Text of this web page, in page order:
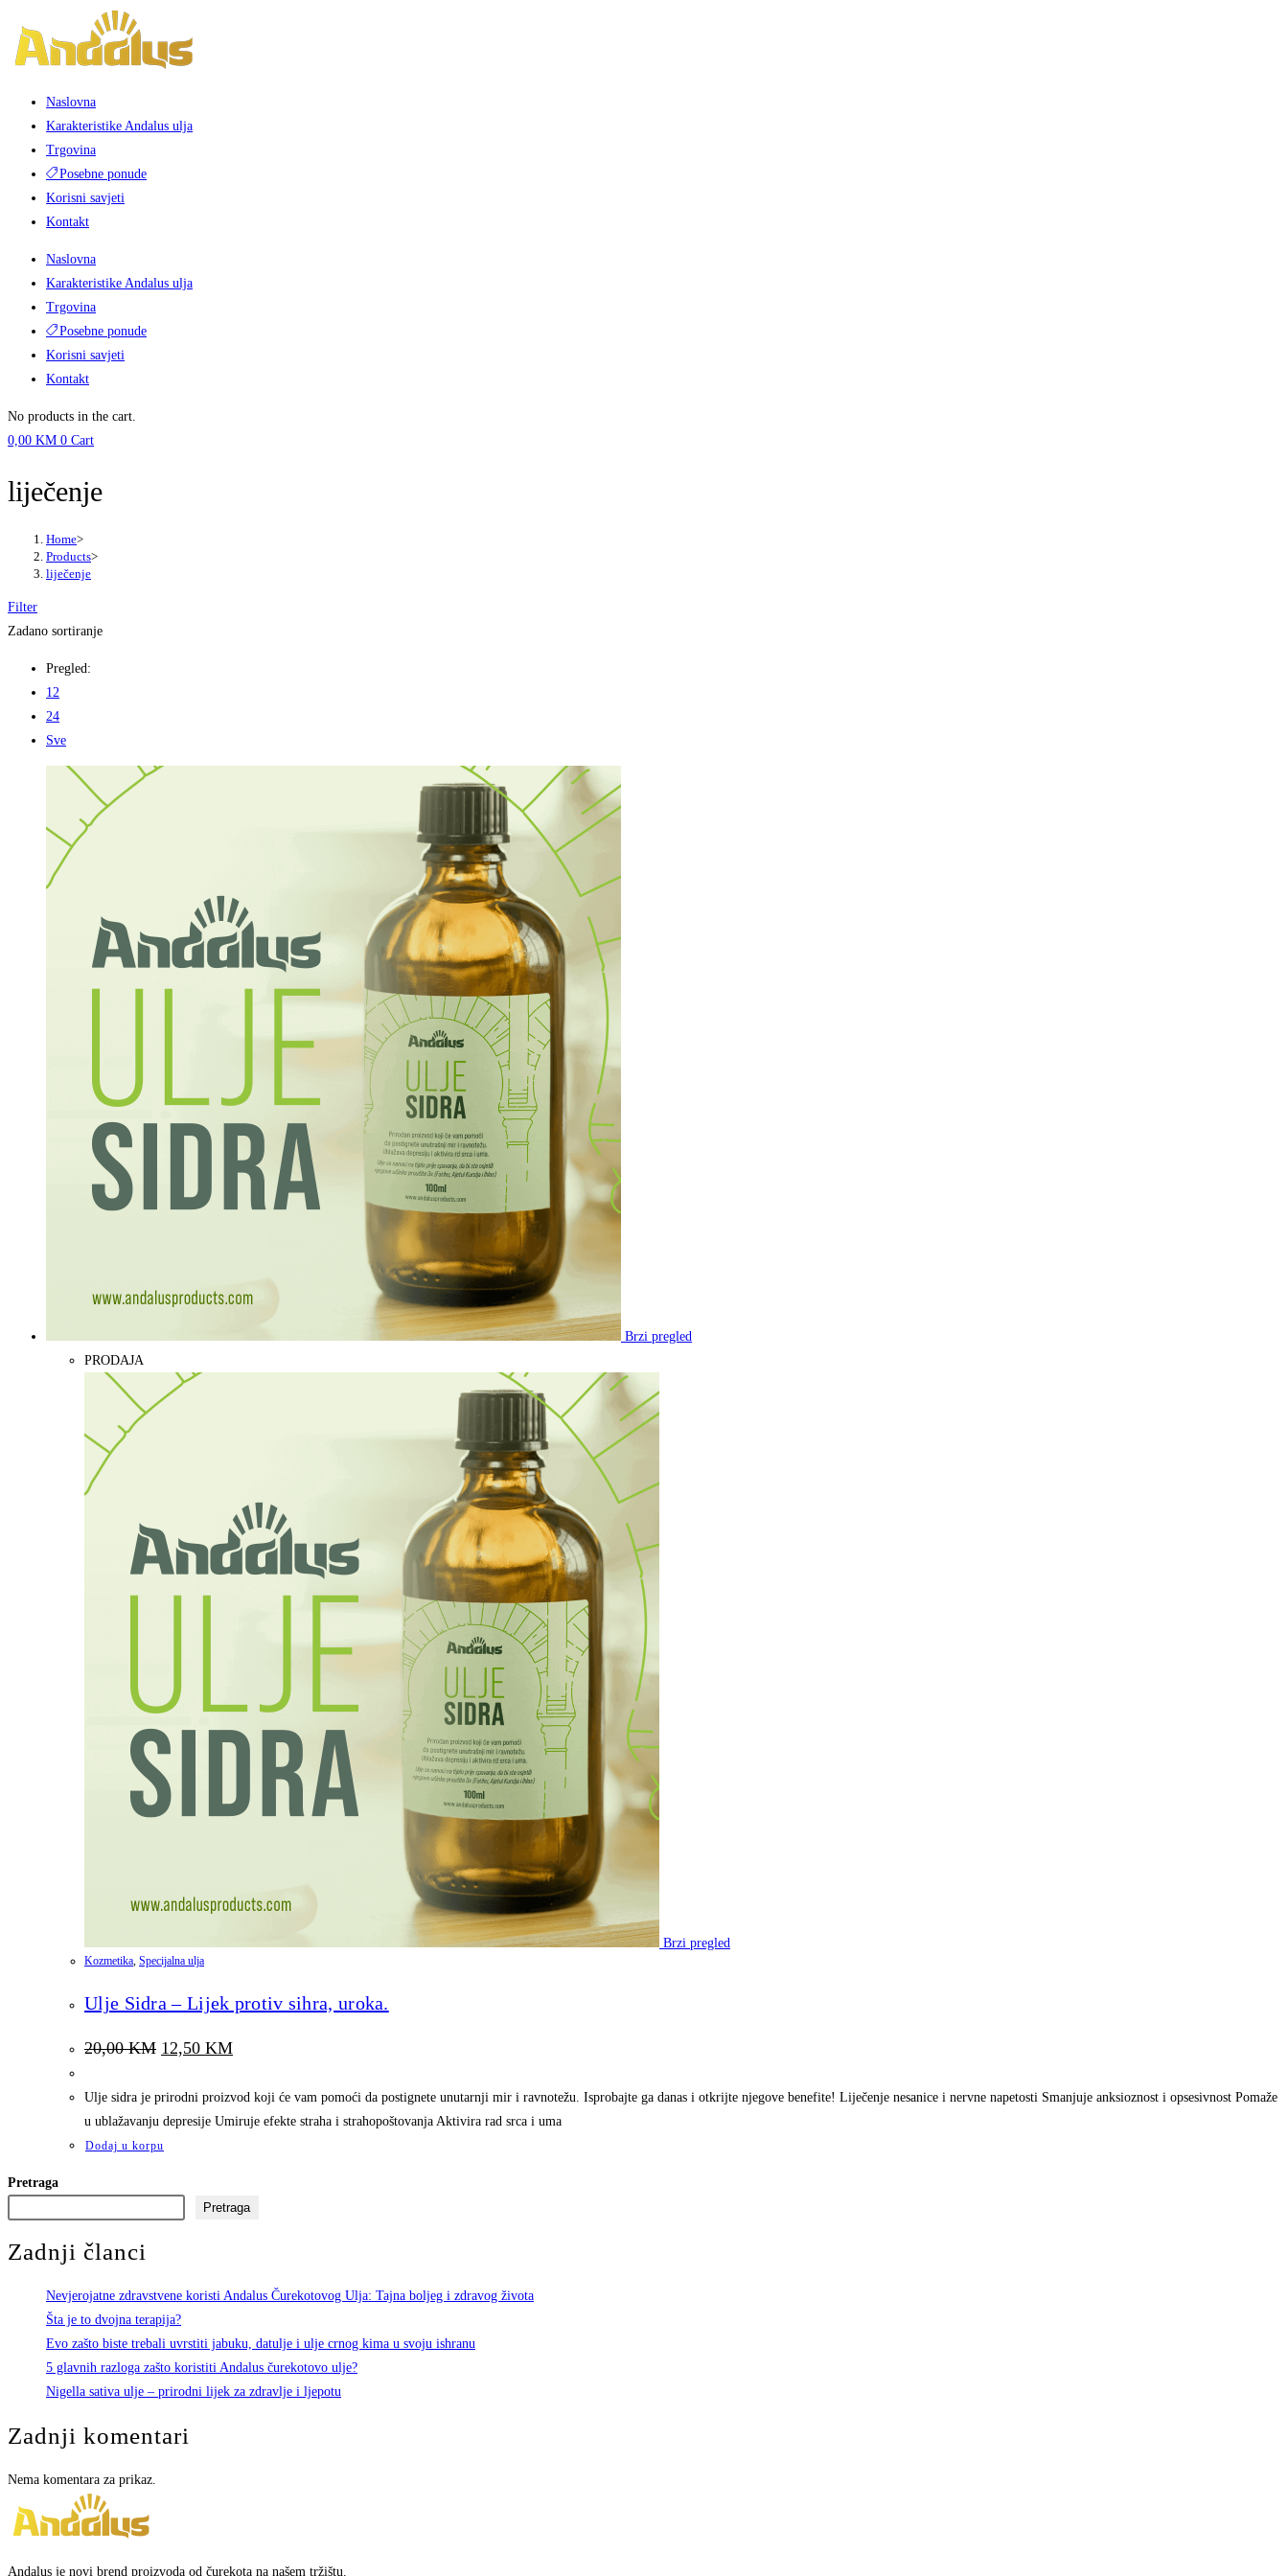
content
Naslovna
Karakteristike Andalus ulja
Trgovina
Posebne ponude
Korisni savjeti
Kontakt
Naslovna
Karakteristike Andalus ulja
Trgovina
Posebne ponude
Korisni savjeti
Kontakt
No products in the cart.
0,00 KM 0 Cart
liječenje
Home>
Products>
liječenje
Filter
Zadano sortiranje
Pregled:
12
24
Sve
Brzi pregled
PRODAJA
Brzi pregled
Kozmetika, Specijalna ulja
Ulje Sidra – Lijek protiv sihra, uroka.
20,00KM Original
price
20,00 KM.
12,50 KMCurrent
price
12,50 KM.
Ulje sidra je prirodni proizvod koji će vam pomoći da postignete unutarnji mir i ravnotežu. Isprobajte ga danas i otkrijte njegove benefite! Liječenje nesanice i nervne napetosti Smanjuje anksioznost i opsesivnost Pomaže
u ublažavanju depresije Umiruje efekte straha i strahopoštovanja Aktivira rad srca i uma
Dodaj u korpu
Pretraga
Pretraga
Zadnji članci
Nevjerojatne zdravstvene koristi Andalus Čurekotovog Ulja: Tajna boljeg i zdravog života
Šta je to dvojna terapija?
Evo zašto biste trebali uvrstiti jabuku, datulje i ulje crnog kima u svoju ishranu
5 glavnih razloga zašto koristiti Andalus čurekotovo ulje?
Nigella sativa ulje – prirodni lijek za zdravlje i ljepotu
Zadnji komentari
Nema komentara za prikaz.
Andalus je novi brend proizvoda od čurekota na našem tržištu.